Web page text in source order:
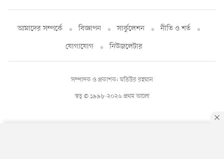
আমাদের সম্পর্কে বিজ্ঞাপন সার্কুলেশন
নীতি ও শর্ত
যোগাযোগ
নিউজলেটার
স্বত্ব © ১৯৯৮-২০২৬ প্রথম আলো
সম্পাদক ও প্রকাশক: মতিউর রহমান